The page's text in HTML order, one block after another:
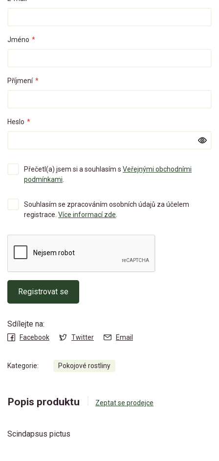
Jméno *
Příjmení *
Heslo *
Přečetl(a) jsem si a souhlasím s Veřejnými obchodními
podmínkami.
Souhlasím se zpracováním osobních údajů za účelem
registrace. Více informací zde.
Registrovat se
Sdílejte na:
Facebook Twitter Email
Kategorie: Pokojové rostliny
Popis produktu Zeptat se prodejce
Scindapsus pictus